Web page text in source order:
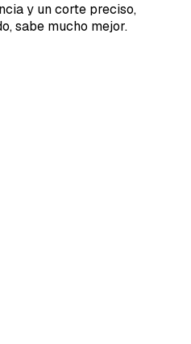
y un corte preciso,
sabe mucho mejor.